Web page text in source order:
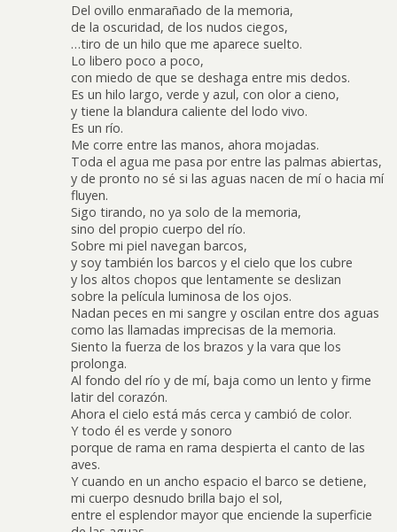
Del ovillo enmarañado de la memoria,
de la oscuridad, de los nudos ciegos,
…tiro de un hilo que me aparece suelto.
Lo libero poco a poco,
con miedo de que se deshaga entre mis dedos.
Es un hilo largo, verde y azul, con olor a cieno,
y tiene la blandura caliente del lodo vivo.
Es un río.
Me corre entre las manos, ahora mojadas.
Toda el agua me pasa por entre las palmas abiertas,
y de pronto no sé si las aguas nacen de mí o hacia mí
fluyen.
Sigo tirando, no ya solo de la memoria,
sino del propio cuerpo del río.
Sobre mi piel navegan barcos,
y soy también los barcos y el cielo que los cubre
y los altos chopos que lentamente se deslizan
sobre la película luminosa de los ojos.
Nadan peces en mi sangre y oscilan entre dos aguas
como las llamadas imprecisas de la memoria.
Siento la fuerza de los brazos y la vara que los
prolonga.
Al fondo del río y de mí, baja como un lento y firme
latir del corazón.
Ahora el cielo está más cerca y cambió de color.
Y todo él es verde y sonoro
porque de rama en rama despierta el canto de las
aves.
Y cuando en un ancho espacio el barco se detiene,
mi cuerpo desnudo brilla bajo el sol,
entre el esplendor mayor que enciende la superficie